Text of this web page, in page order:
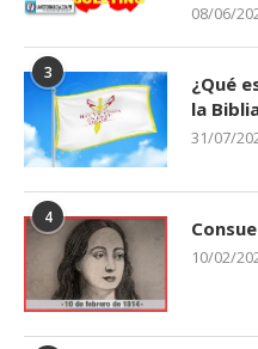
08/06/
3
¿Qué
la
31/07/
4
10/02/